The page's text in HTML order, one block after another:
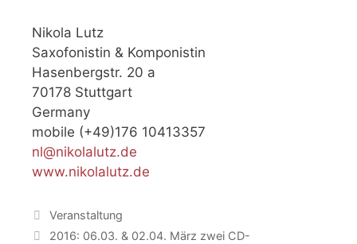
Nikola Lutz
Saxofonistin & Komponistin
Hasenbergstr. 20 a
70178 Stuttgart
Germany
mobile (+49)176 10413357
nl@nikolalutz.de
www.nikolalutz.de
Catégories
Veranstaltung
2016: 06.03. & 02.04. März zwei CD-